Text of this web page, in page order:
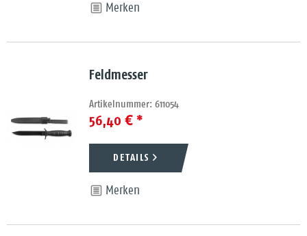
Merken
Feldmesser
Artikelnummer: 611054
56,40 € *
DETAILS
Merken